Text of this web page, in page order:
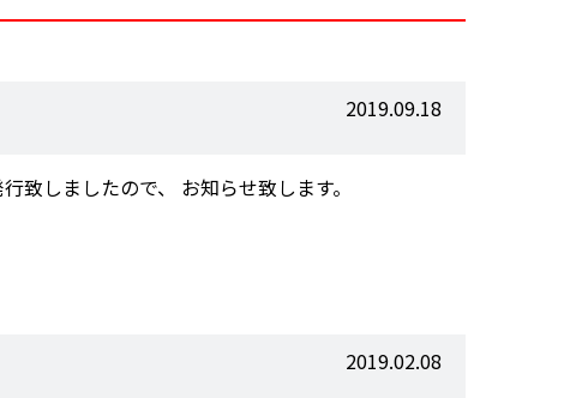
2019.09.18
致しましたので、 お知らせ致します。
2019.02.08